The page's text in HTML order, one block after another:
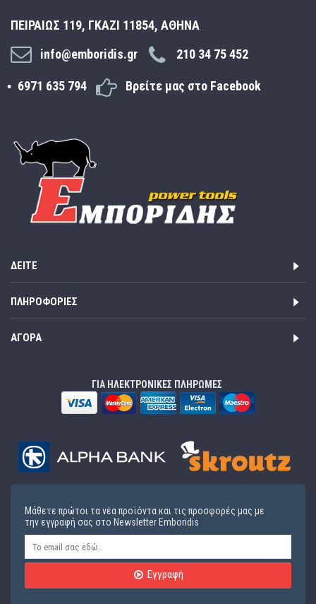
ΠΕΙΡΑΙΩΣ 119, ΓΚΑΖΙ 11854, ΑΘΗΝΑ
info@emboridis.gr
210 34 75 452
6971 635 794 Βρείτε μας στο Facebook
ΔΕΊΤΕ
ΠΛΗΡΟΦΟΡΊΕΣ
ΑΓΟΡΆ
ΓΙΑ ΗΛΕΚΤΡΟΝΙΚΕΣ ΠΛΗΡΩΜΕΣ
Μάθετε πρώτοι τα νέα προϊόντα και τις προσφορές μας με
την εγγραφή σας στο Newsletter Emboridis
Εγγραφή